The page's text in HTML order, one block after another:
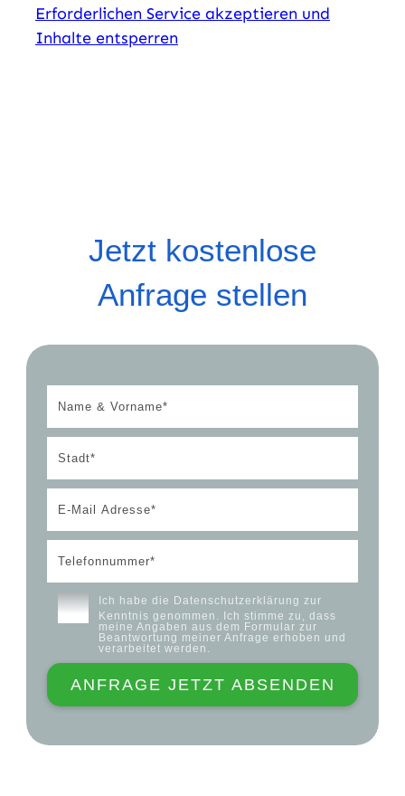
Erforderlichen Service akzeptieren und
Inhalte entsperren
Jetzt kostenlose
Anfrage stellen
Ich habe die Datenschutzerklärung zur
Kenntnis genommen. Ich stimme zu, dass
meine Angaben aus dem Formular zur
Beantwortung meiner Anfrage erhoben und
verarbeitet werden.
ANFRAGE JETZT ABSENDEN